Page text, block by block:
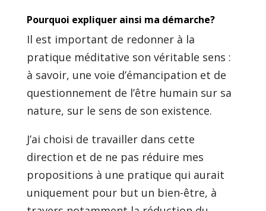
Pourquoi expliquer ainsi ma démarche?
Il est important de redonner à la
pratique méditative son véritable sens :
à savoir, une voie d’émancipation et de
questionnement de l’être humain sur sa
nature, sur le sens de son existence.
J’ai choisi de travailler dans cette
direction et de ne pas réduire mes
propositions à une pratique qui aurait
uniquement pour but un bien-être, à